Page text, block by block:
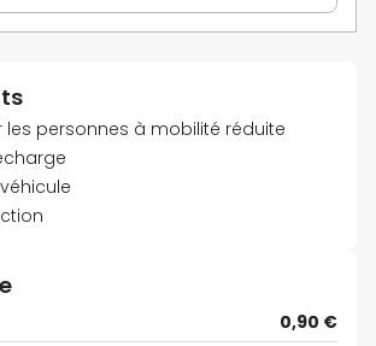
les personnes à mobilité réduite
0,90 €